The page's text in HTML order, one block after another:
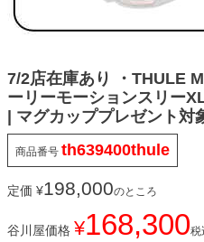
7/2店在庫あり ・THULE
ーリーモーションスリー
| マグカッププレゼント対
商品番号 th639400thule
定価 ¥198,000のところ
谷川屋価格 ¥168,300税